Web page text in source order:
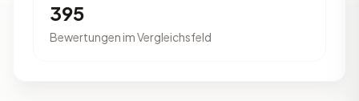
395
Bewertungen im Vergleichsfeld